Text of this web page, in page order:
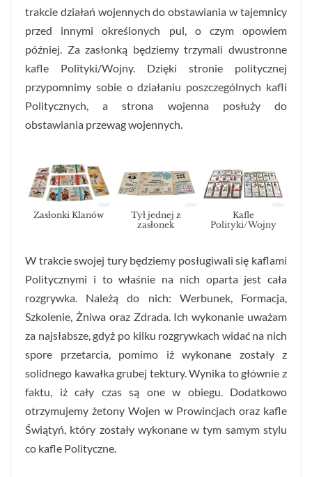
trakcie działań wojennych do obstawiania w tajemnicy
przed innymi określonych pul, o czym opowiem
później. Za zasłonką będziemy trzymali dwustronne
kafle Polityki/Wojny. Dzięki stronie politycznej
przypomnimy sobie o działaniu poszczególnych kafli
Politycznych, a strona wojenna posłuży do
obstawiania przewag wojennych.
Zasłonki Klanów
Tył jednej z
zasłonek
Kafle
Polityki/Wojny
W trakcie swojej tury będziemy posługiwali się kaflami
Politycznymi i to właśnie na nich oparta jest cała
rozgrywka. Należą do nich: Werbunek, Formacja,
Szkolenie, Żniwa oraz Zdrada. Ich wykonanie uważam
za najsłabsze, gdyż po kilku rozgrywkach widać na nich
spore przetarcia, pomimo iż wykonane zostały z
solidnego kawałka grubej tektury. Wynika to głównie z
faktu, iż cały czas są one w obiegu. Dodatkowo
otrzymujemy żetony Wojen w Prowincjach oraz kafle
Świątyń, który zostały wykonane w tym samym stylu
co kafle Polityczne.